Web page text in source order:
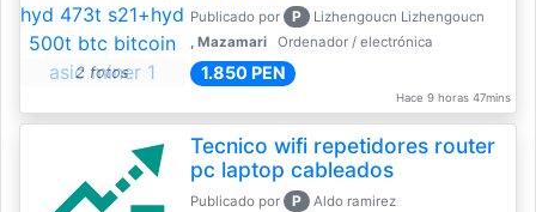
2 fotos
Publicado por P
Lizhengoucn Lizhengoucn
, Mazamari
Ordenador / electrónica
1.850 PEN
Hace 9 horas 47mins
Tecnico wifi repetidores router
pc laptop cableados
Publicado por P
Aldo ramirez